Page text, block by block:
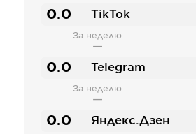
0.0 TikTok
За неделю
—
0.0 Telegram
За неделю
—
0.0 Яндекс.Дзен